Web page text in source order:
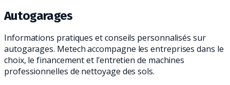
Autogarages
Informations pratiques et conseils personnalisés sur
autogarages. Metech accompagne les entreprises dans le
choix, le financement et l’entretien de machines
professionnelles de nettoyage des sols.